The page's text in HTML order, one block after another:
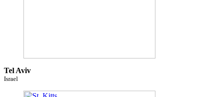
Tel Aviv
Israel